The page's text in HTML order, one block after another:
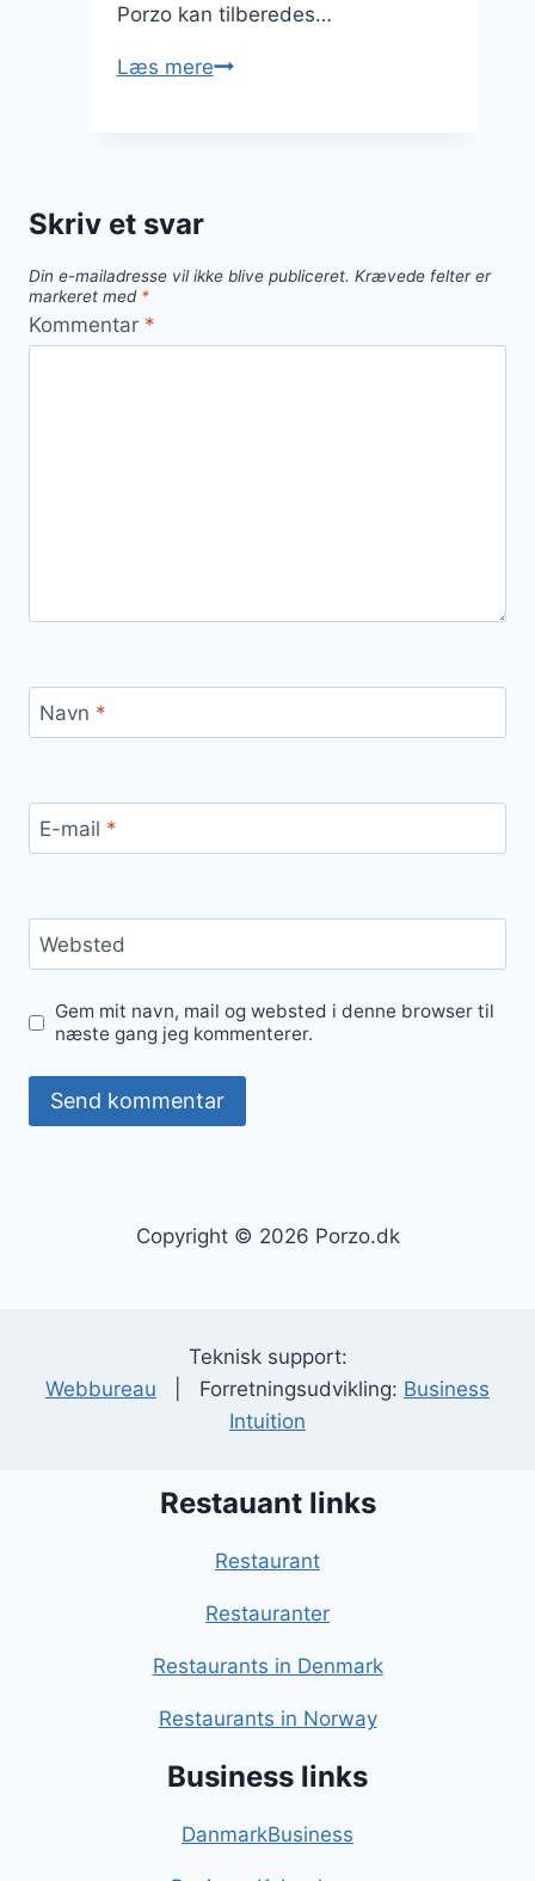
Porzo kan tilberedes…
Læs merePorzo
Skriv et svar
Din e-mailadresse vil ikke blive publiceret. Krævede felter er
markeret med *
Kommentar *
Navn *
E-mail *
Websted
Gem mit navn, mail og websted i denne browser til
næste gang jeg kommenterer.
Copyright © 2026 Porzo.dk
Teknisk support:
Webbureau | Forretningsudvikling: Business
Intuition
Restauant links
Restaurant
Restauranter
Restaurants in Denmark
Restaurants in Norway
Business links
DanmarkBusiness